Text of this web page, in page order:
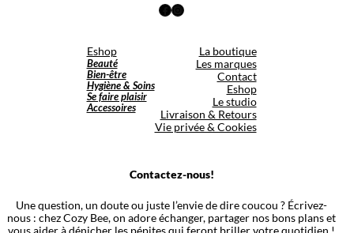
Facebook
Instagram
Eshop
Beauté
Bien-être
Hygiène & Soins
Se faire plaisir
Accessoires
La boutique
Les marques
Contact
Eshop
Le studio
Livraison & Retours
Vie privée & Cookies
Contactez-nous!
Une question, un doute ou juste l’envie de dire coucou ? Écrivez-
nous : chez Cozy Bee, on adore échanger, partager nos bons plans et
vous aider à dénicher les pépites qui feront briller votre quotidien !